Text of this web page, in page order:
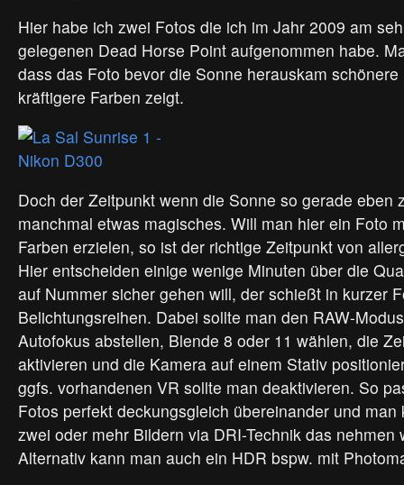
Hier habe ich zwei Fotos die ich im Jahr 2009 am
gelegenen Dead Horse Point aufgenommen habe.
dass das Foto bevor die Sonne herauskam
kräftigere Farben zeigt.
Doch der Zeitpunkt wenn die Sonne so gerade eben
manchmal etwas magisches. Will man hier ein Foto
Farben erzielen, so ist der richtige Zeitpunkt von
Hier entscheiden einige wenige Minuten über die
auf Nummer sicher gehen will, der schießt in kurzer
Belichtungsreihen. Dabei sollte man den RAW-
Autofokus abstellen, Blende 8 oder 11 wählen, die
aktivieren und die Kamera auf einem Stativ
ggfs. vorhandenen VR sollte man deaktivieren. So
Fotos perfekt deckungsgleich übereinander und
zwei oder mehr Bildern via DRI-Technik das nehmen
Alternativ kann man auch ein HDR bspw. mit